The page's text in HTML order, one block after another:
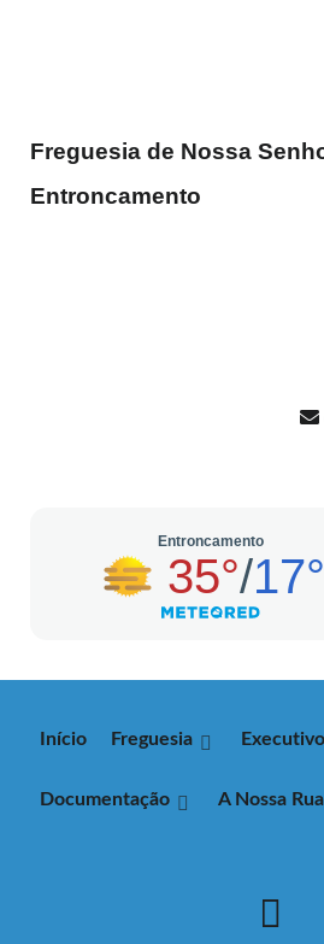
Freguesia de Nossa
Entroncamento
Início Freguesia Executivo
Documentação A Nossa